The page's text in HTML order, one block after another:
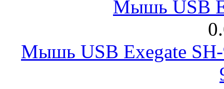
Мышь USB
Мышь USB Exegate